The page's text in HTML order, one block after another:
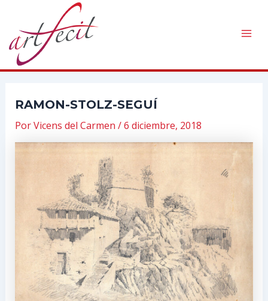
contenido
RAMON-STOLZ-SEGUÍ
PorVicens del Carmen /6 diciembre, 2018